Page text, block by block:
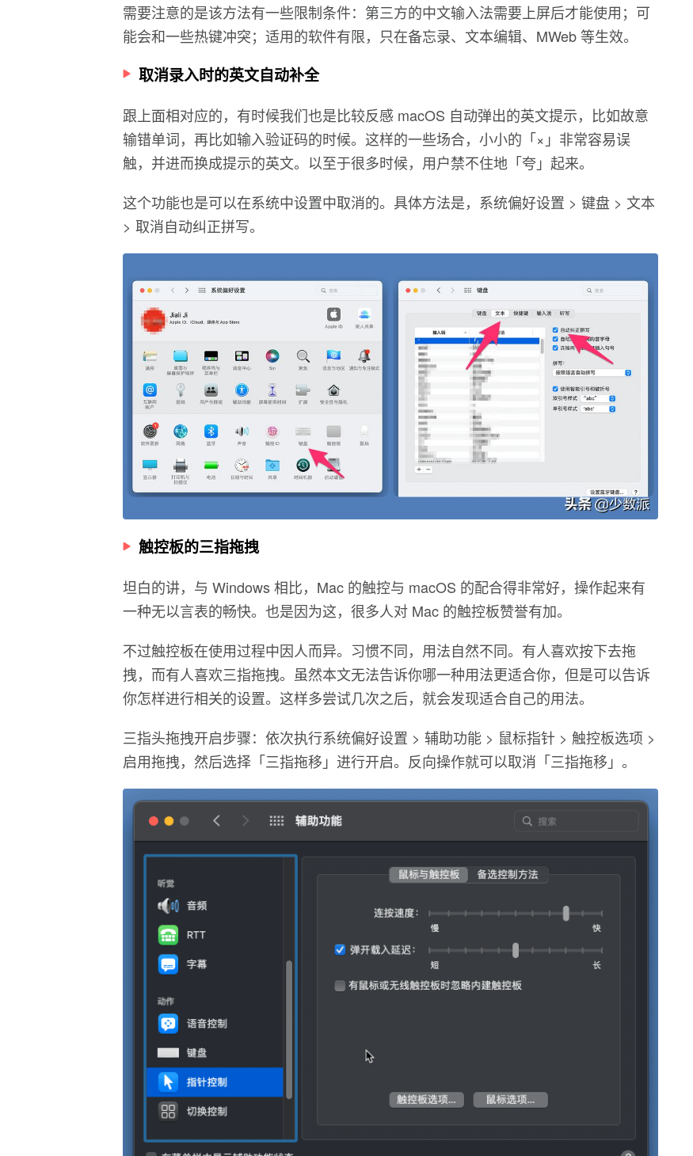
需要注意的是该方法有一些限制条件：第三方的中文输入法需要上屏后才能使用；可
能会和一些热键冲突；适用的软件有限，只在备忘录、文本编辑、MWeb 等生效。
取消录入时的英文自动补全
跟上面相对应的，有时候我们也是比较反感 macOS 自动弹出的英文提示，比如故意
输错单词，再比如输入验证码的时候。这样的一些场合，小小的「×」非常容易误
触，并进而换成提示的英文。以至于很多时候，用户禁不住地「夸」起来。
这个功能也是可以在系统中设置中取消的。具体方法是，系统偏好设置 > 键盘 > 文本
> 取消自动纠正拼写。
触控板的三指拖拽
坦白的讲，与 Windows 相比，Mac 的触控与 macOS 的配合得非常好，操作起来有
一种无以言表的畅快。也是因为这，很多人对 Mac 的触控板赞誉有加。
不过触控板在使用过程中因人而异。习惯不同，用法自然不同。有人喜欢按下去拖
拽，而有人喜欢三指拖拽。虽然本文无法告诉你哪一种用法更适合你，但是可以告诉
你怎样进行相关的设置。这样多尝试几次之后，就会发现适合自己的用法。
三指头拖拽开启步骤：依次执行系统偏好设置 > 辅助功能 > 鼠标指针 > 触控板选项 >
启用拖拽，然后选择「三指拖移」进行开启。反向操作就可以取消「三指拖移」。